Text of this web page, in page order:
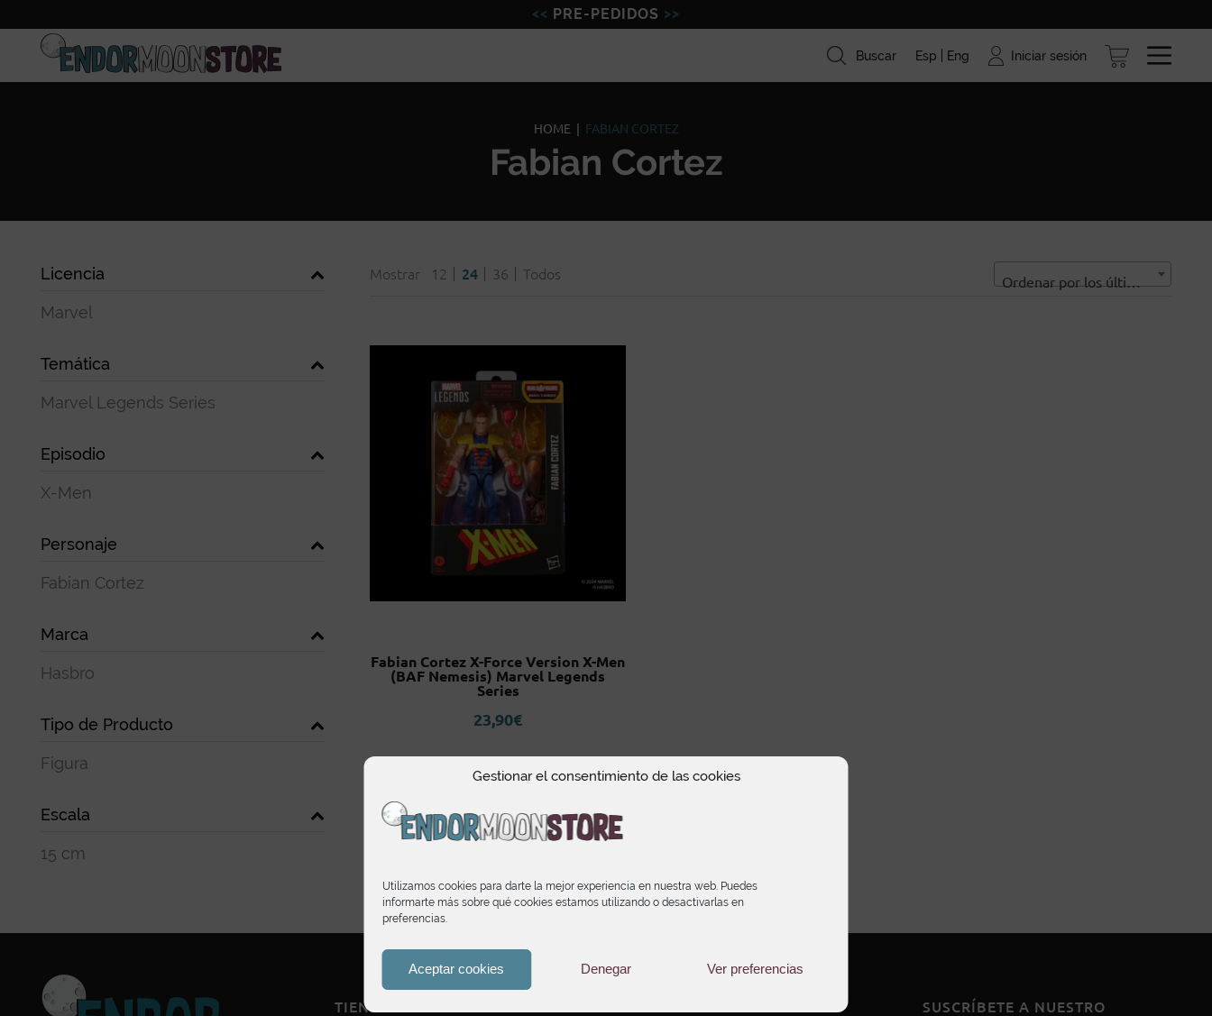
Gestionar el consentimiento de las cookies
Utilizamos cookies para darte la mejor experiencia en nuestra web. Puedes
informarte más sobre qué cookies estamos utilizando o desactivarlas en
preferencias.
Aceptar cookies Denegar Ver preferencias
PRE-PEDIDOS
Inicio Pre-pedidos Figuras Miniaturas Modelismo Marcas Blog
Buscar Esp Eng Iniciar sesión
HOME FABIAN CORTEZ
Fabian Cortez
Mostrar 12 24 36 Todos Ordenar por los últimos
Fabian Cortez X-Force Version X-Men
(BAF Nemesis) Marvel Legends
Series
23,90€
Licencia
Marvel
Temática
Marvel Legends Series
Episodio
X-Men
Personaje
Fabian Cortez
Marca
Hasbro
Tipo de Producto
Figura
Escala
15 cm
TIENDA
SUSCRÍBETE A NUESTRO